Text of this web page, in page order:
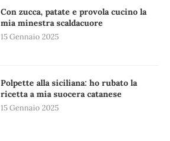
Con zucca, patate e provola cucino la
mia minestra scaldacuore
15 Gennaio 2025
Polpette alla siciliana: ho rubato la
ricetta a mia suocera catanese
15 Gennaio 2025